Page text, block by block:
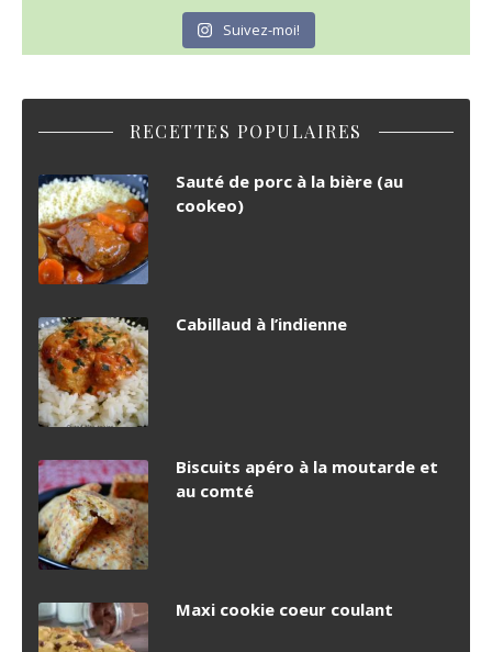
Suivez-moi!
RECETTES POPULAIRES
Sauté de porc à la bière (au
cookeo)
Cabillaud à l’indienne
Biscuits apéro à la moutarde et
au comté
Maxi cookie coeur coulant